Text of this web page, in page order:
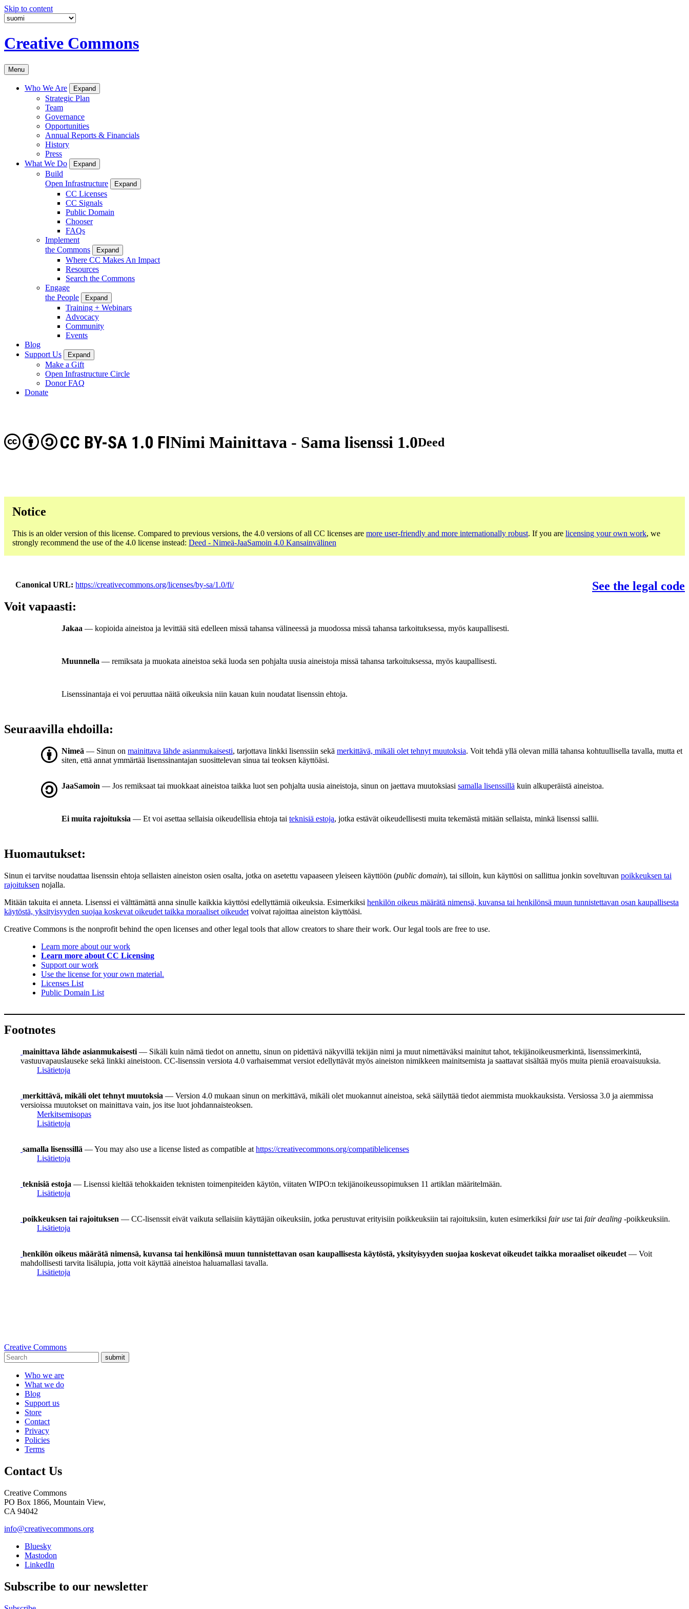
Skip to content
Creative Commons
Menu
Who We Are Expand
Strategic Plan
Team
Governance
Opportunities
Annual Reports & Financials
History
Press
What We Do
Expand
Build
Open Infrastructure
Expand
CC Licenses
CC Signals
Public Domain
Chooser
FAQs
Implement
the Commons
Expand
Where CC Makes An Impact
Resources
Search the Commons
Engage
the People
Expand
Training + Webinars
Advocacy
Community
Events
Blog
Support Us
Expand
Make a Gift
Open Infrastructure Circle
Donor FAQ
Donate
Nimi Mainittava - Sama lisenssi 1.0
CC BY-SA 1.0 FI Deed
Notice
This is an older version of this license. Compared to previous versions, the 4.0 versions of all CC licenses are more user-friendly and more internationally robust. If you are licensing your own work, we
strongly recommend the use of the 4.0 license instead: Deed - Nimeä-JaaSamoin 4.0 Kansainvälinen
Canonical URL https://creativecommons.org/licenses/by-sa/1.0/fi/
See the legal code
Voit vapaasti:
Jakaa — kopioida aineistoa ja levittää sitä edelleen missä tahansa välineessä ja muodossa missä tahansa tarkoituksessa, myös kaupallisesti.
Muunnella — remiksata ja muokata aineistoa sekä luoda sen pohjalta uusia aineistoja missä tahansa tarkoituksessa, myös kaupallisesti.
Lisenssinantaja ei voi peruuttaa näitä oikeuksia niin kauan kuin noudatat lisenssin ehtoja.
Seuraavilla ehdoilla:
Nimeä — Sinun on mainittava lähde asianmukaisesti, tarjottava linkki lisenssiin sekä merkittävä, mikäli olet tehnyt muutoksia. Voit tehdä yllä olevan millä tahansa kohtuullisella tavalla, mutta et
siten, että annat ymmärtää lisenssinantajan suosittelevan sinua tai teoksen käyttöäsi.
JaaSamoin — Jos remiksaat tai muokkaat aineistoa taikka luot sen pohjalta uusia aineistoja, sinun on jaettava muutoksiasi samalla lisenssillä kuin alkuperäistä aineistoa.
Ei muita rajoituksia — Et voi asettaa sellaisia oikeudellisia ehtoja tai teknisiä estoja, jotka estävät oikeudellisesti muita tekemästä mitään sellaista, minkä lisenssi sallii.
Huomautukset:
Sinun ei tarvitse noudattaa lisenssin ehtoja sellaisten aineiston osien osalta, jotka on asetettu vapaaseen yleiseen käyttöön (public domain), tai silloin, kun käyttösi on sallittua jonkin soveltuvan poikkeuksen tai
rajoituksen nojalla.
Mitään takuita ei anneta. Lisenssi ei välttämättä anna sinulle kaikkia käyttösi edellyttämiä oikeuksia. Esimerkiksi henkilön oikeus määrätä nimensä, kuvansa tai henkilönsä muun tunnistettavan osan kaupallisesta
käytöstä, yksityisyyden suojaa koskevat oikeudet taikka moraaliset oikeudet voivat rajoittaa aineiston käyttöäsi.
Creative Commons is the nonprofit behind the open licenses and other legal tools that allow creators to share their work. Our legal tools are free to use.
Learn more about our work
Learn more about CC Licensing
Support our work
Use the license for your own material.
Licenses List
Public Domain List
Footnotes
mainittava lähde asianmukaisesti — Sikäli kuin nämä tiedot on annettu, sinun on pidettävä näkyvillä tekijän nimi ja muut nimettäväksi mainitut tahot, tekijänoikeusmerkintä, lisenssimerkintä,
vastuuvapauslauseke sekä linkki aineistoon. CC-lisenssin versiota 4.0 varhaisemmat versiot edellyttävät myös aineiston nimikkeen mainitsemista ja saattavat sisältää myös muita pieniä eroavaisuuksia.
Lisätietoja
merkittävä, mikäli olet tehnyt muutoksia — Version 4.0 mukaan sinun on merkittävä, mikäli olet muokannut aineistoa, sekä säilyttää tiedot aiemmista muokkauksista. Versiossa 3.0 ja aiemmissa
versioissa muutokset on mainittava vain, jos itse luot johdannaisteoksen.
Merkitsemisopas
Lisätietoja
samalla lisenssillä — You may also use a license listed as compatible at https://creativecommons.org/compatiblelicenses
Lisätietoja
teknisiä estoja — Lisenssi kieltää tehokkaiden teknisten toimenpiteiden käytön, viitaten WIPO:n tekijänoikeussopimuksen 11 artiklan määritelmään.
Lisätietoja
poikkeuksen tai rajoituksen — CC-lisenssit eivät vaikuta sellaisiin käyttäjän oikeuksiin, jotka perustuvat erityisiin poikkeuksiin tai rajoituksiin, kuten esimerkiksi fair use tai fair dealing -poikkeuksiin.
Lisätietoja
henkilön oikeus määrätä nimensä, kuvansa tai henkilönsä muun tunnistettavan osan kaupallisesta käytöstä, yksityisyyden suojaa koskevat oikeudet taikka moraaliset oikeudet — Voit
mahdollisesti tarvita lisälupia, jotta voit käyttää aineistoa haluamallasi tavalla.
Lisätietoja
Creative Commons
submit
Who we are
What we do
Blog
Support us
Store
Contact
Privacy
Policies
Terms
Contact Us
Creative Commons
PO Box 1866, Mountain View,
CA 94042
info@creativecommons.org
Bluesky
Mastodon
LinkedIn
Subscribe to our newsletter